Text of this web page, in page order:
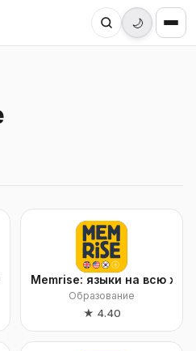
🌙
Memrise: языки на всю
Образование
★ 4.40